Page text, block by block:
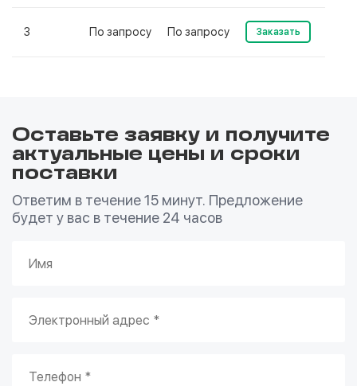
3 По запросу По запросу Заказать
Оставьте заявку и получите
актуальные цены и сроки
поставки
Ответим в течение 15 минут. Предложение
будет у вас в течение 24 часов